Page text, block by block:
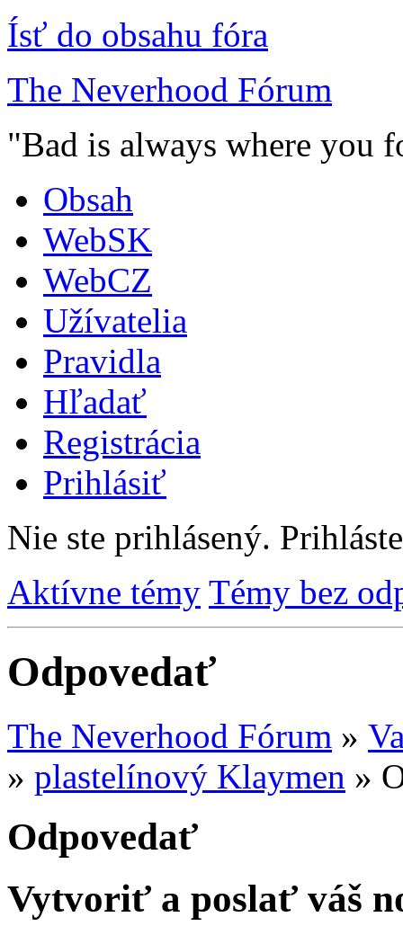
Ísť do obsahu fóra
The Neverhood Fórum
"Bad is always where you
Obsah
WebSK
WebCZ
Užívatelia
Pravidla
Hľadať
Registrácia
Prihlásiť
Nie ste prihlásený.
Aktívne témy Témy bez
Odpovedať
The Neverhood Fórum »
» plastelínový Klaymen »
Odpovedať
Vytvoriť a poslať váš